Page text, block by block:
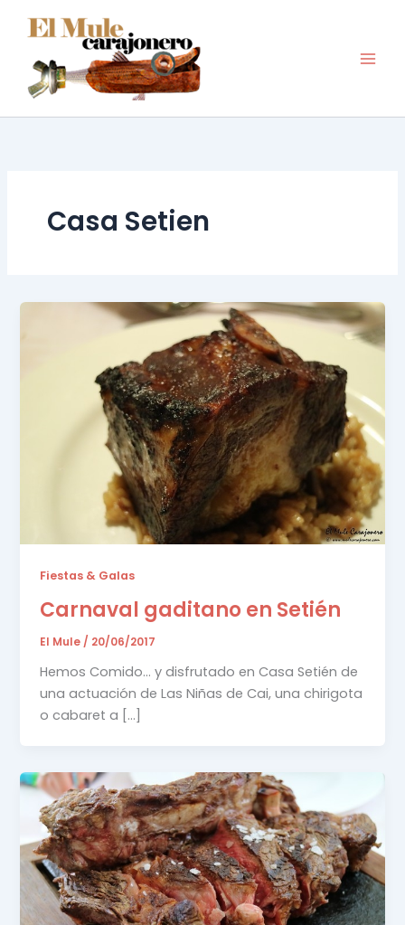
Casa Setien
Fiestas & Galas
Carnaval gaditano en Setién
El Mule/ 20/06/2017
Hemos Comido… y disfrutado en Casa Setién de
una actuación de Las Niñas de Cai, una chirigota
o cabaret a […]